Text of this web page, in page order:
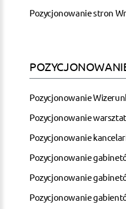
Pozycjonowanie stron
Pozycjonowanie
Pozycjonowanie
Pozycjonowanie
Pozycjonowanie
Pozycjonowanie
Pozycjonowanie